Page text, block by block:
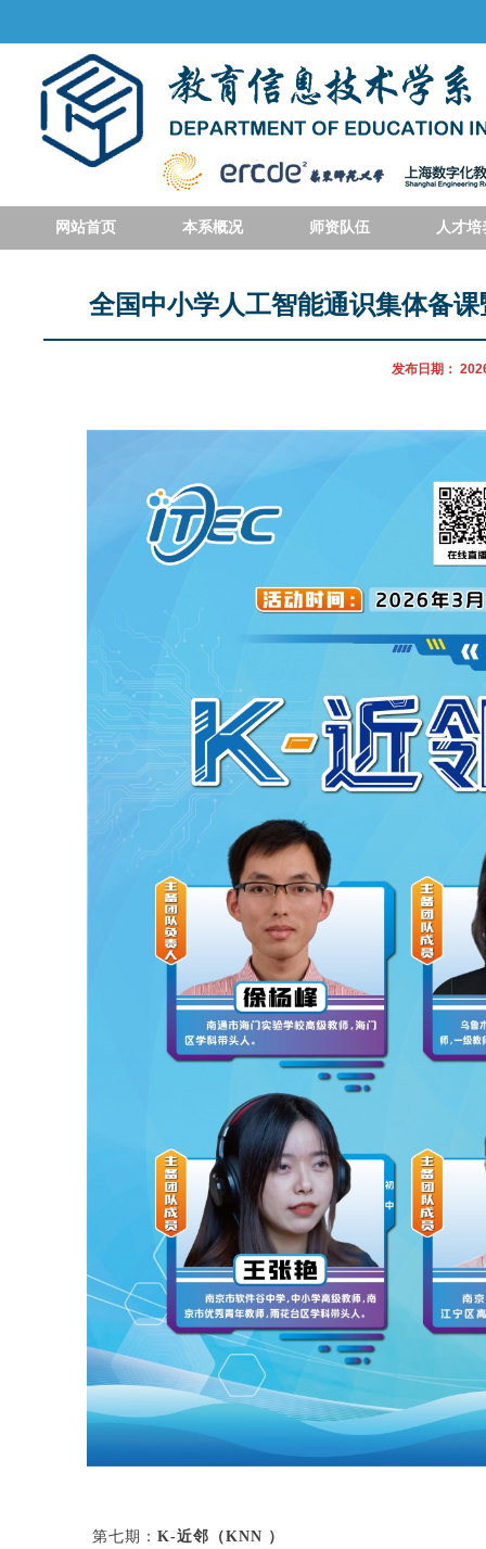
网站首页 本系概况 师资队伍 人才培
全国中小学人工智能通识集体备
发布日期：
第七期： K-近邻（KNN ）